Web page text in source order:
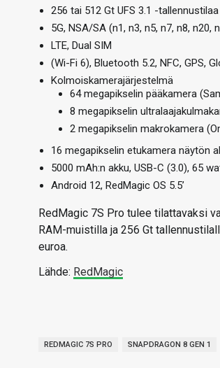
256 tai 512 Gt UFS 3.1 -tallennustilaa
5G, NSA/SA (n1, n3, n5, n7, n8, n20,
LTE, Dual SIM
(Wi-Fi 6), Bluetooth 5.2, NFC, GPS,
Kolmoiskamerajärjestelmä
64 megapikselin pääkamera
8 megapikselin
2 megapikselin makrokamera
16 megapikselin etukamera näytön
5000 mAh:n akku, USB-C (3.0), 65
Android 12, RedMagic OS 5.5’
RedMagic 7S Pro tulee tilattavaksi
RAM-muistilla ja 256 Gt
euroa.
Lähde: RedMagic
REDMAGIC 7S PRO SNAPDRAGON 8 GEN 1